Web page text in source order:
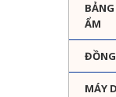
ẨM
MÁY